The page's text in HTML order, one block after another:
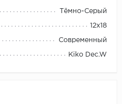
Тёмно-Серый
12x18
Современный
Kiko Dec.W